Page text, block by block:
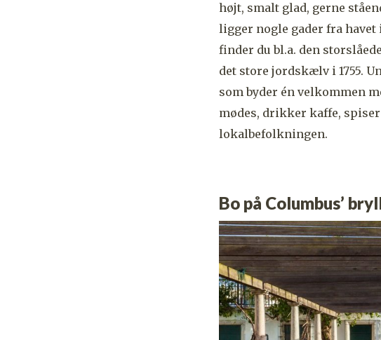
højt, smalt glad, gerne
ligger nogle gader fra havet
finder du bl.a. den storslåede
det store jordskælv i 1755.
som byder én velkommen
mødes, drikker kaffe,
lokalbefolkningen.
Bo på Columbus’